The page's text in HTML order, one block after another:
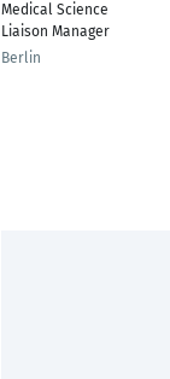
Medical Science
Liaison Manager
Berlin